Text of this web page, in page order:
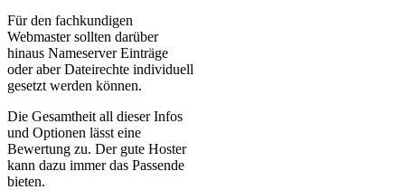
Für den fachkundigen
Webmaster sollten darüber
hinaus Nameserver Einträge
oder aber Dateirechte individuell
gesetzt werden können.
Die Gesamtheit all dieser Infos
und Optionen lässt eine
Bewertung zu. Der gute Hoster
kann dazu immer das Passende
bieten.